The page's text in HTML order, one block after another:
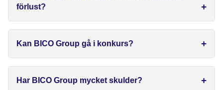
förlust?
Kan BICO Group gå i konkurs?
Har BICO Group mycket skulder?